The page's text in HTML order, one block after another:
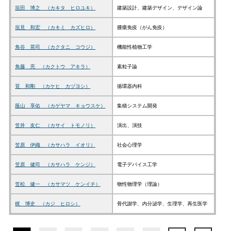
垣田 博之 （カキタ ヒロユキ） 建築設計、建築デザイン、デザイン論
垣見 和宏 （カキミ カズヒロ） 腫瘍免疫（がん免疫）
角谷 晃司 （カクタニ コウジ） 機能性植物工学
角藤 亮 （カクトウ アキラ） 素粒子論
筧 和剛 （カケヒ カヅヨシ） 循環器内科
蔭山 享佑 （カゲヤマ キョウスケ） 集積システム開発
笠井 友仁 （カサイ トモノリ） 演出、演技
笠原 伊織 （カサハラ イオリ） 社会心理学
笠原 健司 （カサハラ ケンジ） 電子デバイス工学
笠松 健一 （カサマツ ケンイチ） 物性物理学（理論）
梶 博史 （カジ ヒロシ） 骨代謝学、内分泌学、生理学、再生医学